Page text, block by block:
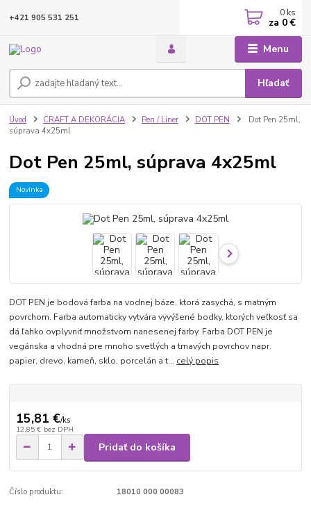
Menu
Hľadať
+421 905 531 251 0 ks
za 0 €
Úvod CRAFT A DEKORÁCIA Pen / Liner DOT PEN
Dot Pen 25ml,
súprava 4x25ml
Dot Pen 25ml, súprava 4x25ml
Novinka
DOT PEN je bodová farba na vodnej báze, ktorá zasychá, s matným
povrchom. Farba automaticky vytvára vyvýšené bodky, ktorých veľkosť sa
dá ľahko ovplyvniť množstvom nanesenej farby. Farba DOT PEN je
vegánska a vhodná pre mnoho svetlých a tmavých povrchov napr.
papier, drevo, kameň, sklo, porcelán a t... celý popis
15,81 €/ks
12,85 € bez DPH
Pridať do košíka
Číslo produktu: 18010 000 00083